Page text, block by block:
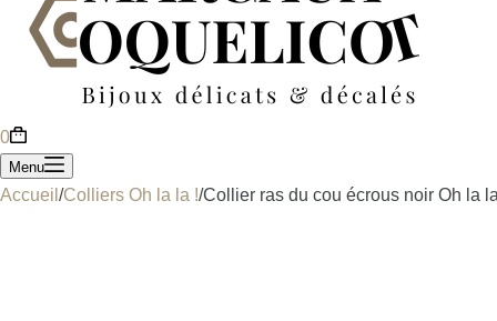
0
Menu
Accueil /Colliers Oh la la !/Collier ras du cou écrous noir Oh la